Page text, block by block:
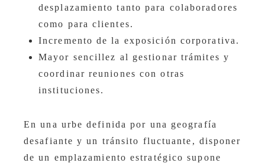
desplazamiento tanto para colaboradores
como para clientes.
Incremento de la exposición corporativa.
Mayor sencillez al gestionar trámites y
coordinar reuniones con otras
instituciones.
En una urbe definida por una geografía
desafiante y un tránsito fluctuante, disponer
de un emplazamiento estratégico supone